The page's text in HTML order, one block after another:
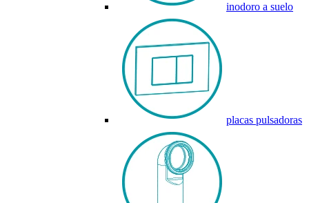
inodoro a suelo
placas pulsadoras